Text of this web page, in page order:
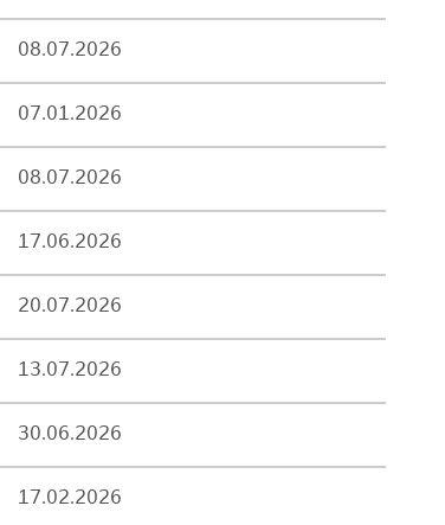
08.07.2026
07.01.2026
08.07.2026
17.06.2026
20.07.2026
13.07.2026
30.06.2026
17.02.2026